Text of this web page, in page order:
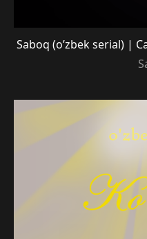
Saboq (o’zbek serial) |